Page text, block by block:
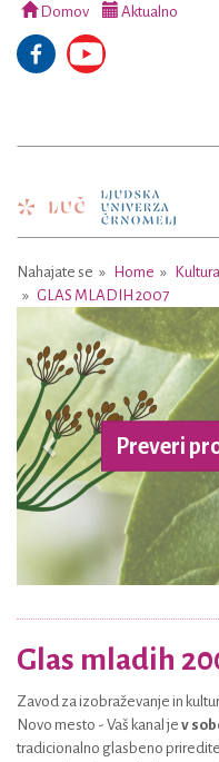
Domov Aktualno
Nahajate se Home
GLAS MLADIH 2007
Preveri
Previous
Glas mladih
Zavod za izobraževanje in
Novo mesto - Vaš kanal je v
tradicionalno glasbeno